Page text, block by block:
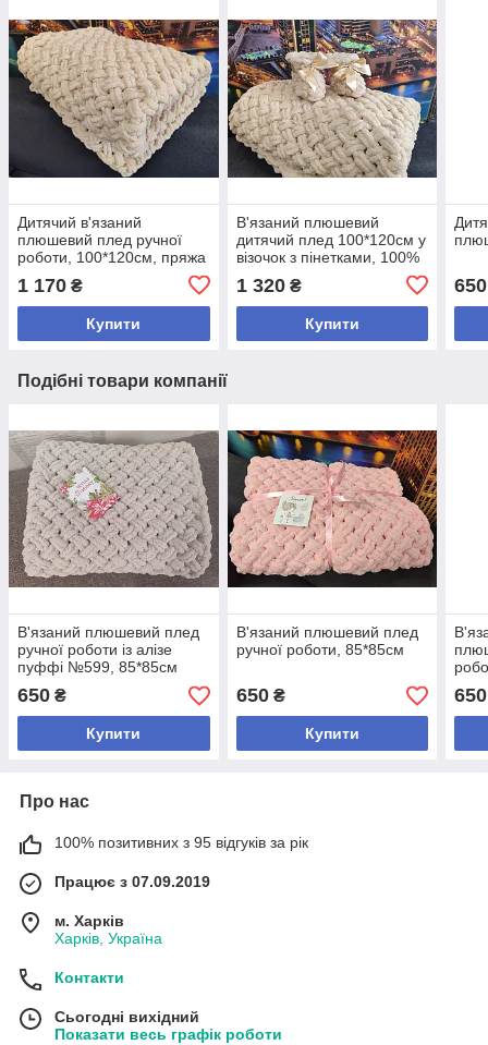
Дитячий в'язаний
плюшевий плед ручної
роботи, 100*120см, пряжа
1 170 ₴
Купити
В'язаний плюшевий
дитячий плед 100*120см у
візочок з пінетками, 100%
1 320₴
Купити
650
Подібні товари компанії
В'язаний плюшевий плед
ручної роботи із алізе
пуффі №599, 85*85см
650 ₴
Купити
В'язаний плюшевий плед
ручної роботи, 85*85см
650₴
Купити
650
Про нас
100% позитивних з 95 відгуків за рік
Працює з 07.09.2019
м. Харків
Харків, Україна
Контакти
Сьогодні вихідний
Показати весь графік роботи